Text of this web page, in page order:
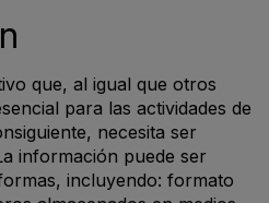
que, al igual que otros
para las actividades de
necesita ser
información puede ser
incluyendo: formato